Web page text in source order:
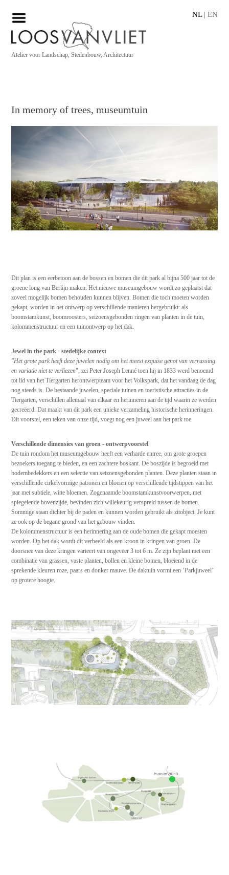
NL| EN
Atelier voor Landschap, Stedenbouw, Architectuur
In memory of trees, museumtuin
Dit plan is een eerbetoon aan de bossen en bomen die dit park al bijna 500 jaar tot de
groene long van Berlijn maken. Het nieuwe museumgebouw wordt zo geplaatst dat
zoveel mogelijk bomen behouden kunnen blijven. Bomen die toch moeten worden
gekapt, worden in het ontwerp op verschillende manieren hergebruikt: als
boomstamkunst, boomroosters, seizoensgebonden ringen van planten in de tuin,
kolommenstructuur en een tuinontwerp op het dak.
Jewel in the park - stedelijke context
"Het grote park heeft deze juwelen nodig om het meest exquise genot van verrassing
en variatie niet te verliezen", zei Peter Joseph Lenné toen hij in 1833 werd benoemd
tot lid van het Tiergarten herontwerpteam voor het Volkspark, dat het vandaag de dag
nog steeds is. De bestaande juwelen, speciale tuinen en toeristische attracties in de
Tiergarten, verschillen allemaal van elkaar en herinneren aan de tijd waarin ze werden
gecreëerd. Dat maakt van dit park een unieke verzameling historische herinneringen.
Dit voorstel, een teken van onze tijd, voegt nog een juweel aan het park toe.
Verschillende dimensies van groen - ontwerpvoorstel
De tuin rondom het museumgebouw heeft een verharde entree, om grote groepen
bezoekers toegang te bieden, en een zachtere boskant. De boszijde is begroeid met
bodembedekkers en een selectie van seizoensgebonden planten. Deze planten staan in
verschillende cirkelvormige patronen en bloeien op verschillende tijdstippen van het
jaar met subtiele, witte bloemen. Zogenaamde boomstamkunstvoorwerpen, met
spiegelende bovenzijde, bevinden zich willekeurig verspreid tussen de bomen.
Sommige staan dichter bij de paden en kunnen worden gebruikt als zitobject. Je kunt
ze ook op de begane grond van het gebouw vinden.
De kolommenstructuur is een herinnering aan de oude bomen die gekapt moesten
worden. Op het dak wordt dit verbeeld als een kroon in kringen van groen. De
doorsnee van deze kringen varieert van ongeveer 3 tot 6 m. Ze zijn beplant met een
combinatie van grassen, vaste planten, bollen en kleine bomen, bloeiend in de
sprekende kleuren roze, paars en donker mauve. De daktuin vormt een ‘Parkjuweel’
op grotere hoogte.